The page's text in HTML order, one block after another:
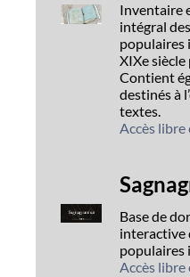
Inventaire
intégral
populaires
XIXe
Contient
destinés à
textes.
Accès libre
Base de
interactive
populaires
Accès libre